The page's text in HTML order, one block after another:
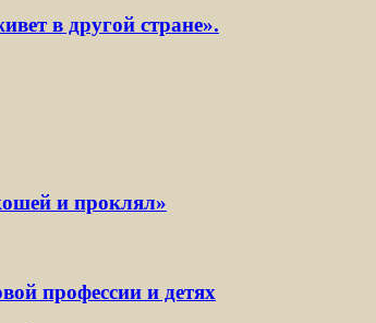
в другой стране».
и проклял»
профессии и детях